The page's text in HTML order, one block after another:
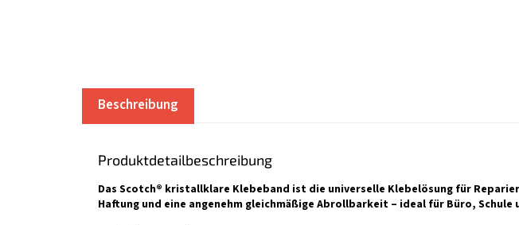
Beschreibung
Produktdetailbeschreibung
Das Scotch® kristallklare Klebeband ist die universelle Klebelösung für
Haftung und eine angenehm gleichmäßige Abrollbarkeit – ideal für Büro, Schule